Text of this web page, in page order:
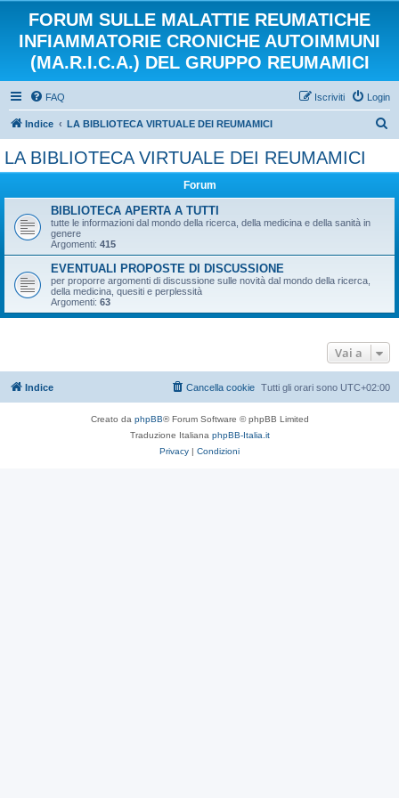
FORUM SULLE MALATTIE REUMATICHE
INFIAMMATORIE CRONICHE AUTOIMMUNI
(MA.R.I.C.A.) DEL GRUPPO REUMAMICI
FAQ Login
Iscriviti
Indice LA BIBLIOTECA VIRTUALE DEI REUMAMICI
LA BIBLIOTECA VIRTUALE DEI REUMAMICI
Forum
BIBLIOTECA APERTA A TUTTI
tutte le informazioni dal mondo della ricerca, della medicina e della sanità in
genere
Argomenti: 415
EVENTUALI PROPOSTE DI DISCUSSIONE
per proporre argomenti di discussione sulle novità dal mondo della ricerca,
della medicina, quesiti e perplessità
Argomenti: 63
Vai a
Indice Tutti gli orari sono UTC+02:00
Cancella cookie
Creato da phpBB® Forum Software © phpBB Limited
Traduzione Italiana phpBB-Italia.it
Privacy | Condizioni